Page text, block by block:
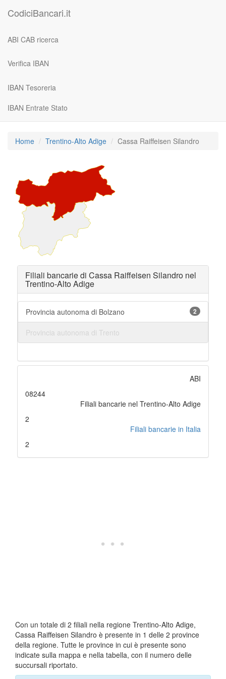
CodiciBancari.it
ABI CAB ricerca
Verifica IBAN
IBAN Tesoreria
IBAN Entrate Stato
Home Trentino-Alto Adige Cassa Raiffeisen Silandro
Filiali bancarie di Cassa Raiffeisen Silandro nel
Trentino-Alto Adige
Provincia autonoma di Bolzano 2
Provincia autonoma di Trento
ABI
08244
Filiali bancarie nel Trentino-Alto Adige
2
Filiali bancarie in Italia
2
Con un totale di 2 filiali nella regione Trentino-Alto Adige,
Cassa Raiffeisen Silandro è presente in 1 delle 2 province
della regione. Tutte le province in cui è presente sono
indicate sulla mappa e nella tabella, con il numero delle
succursali riportato.